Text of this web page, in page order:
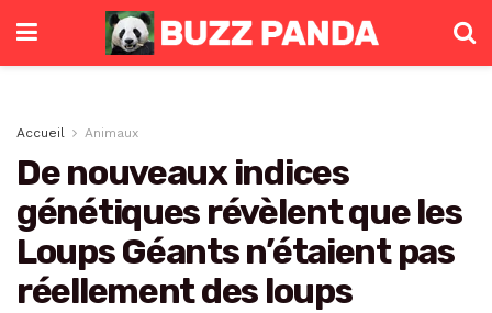
Accueil Animaux
De nouveaux indices
génétiques révèlent que les
Loups Géants n’étaient pas
réellement des loups